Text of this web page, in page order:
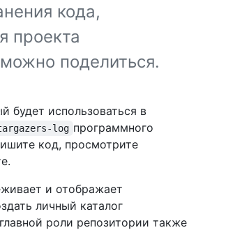
кода,
проекта
поделиться.
будет использоваться в
log программного
код, просмотрите
и отображает
личный каталог
роли репозитории также